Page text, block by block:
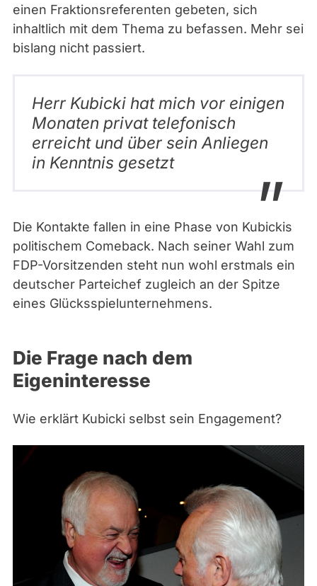
einen Fraktionsreferenten gebeten, sich
inhaltlich mit dem Thema zu befassen. Mehr sei
bislang nicht passiert.
Herr Kubicki hat mich vor einigen
Monaten privat telefonisch
erreicht und über sein Anliegen
in Kenntnis gesetzt
Die Kontakte fallen in eine Phase von Kubickis
politischem Comeback. Nach seiner Wahl zum
FDP-Vorsitzenden steht nun wohl erstmals ein
deutscher Parteichef zugleich an der Spitze
eines Glücksspielunternehmens.
Die Frage nach dem
Eigeninteresse
Wie erklärt Kubicki selbst sein Engagement?